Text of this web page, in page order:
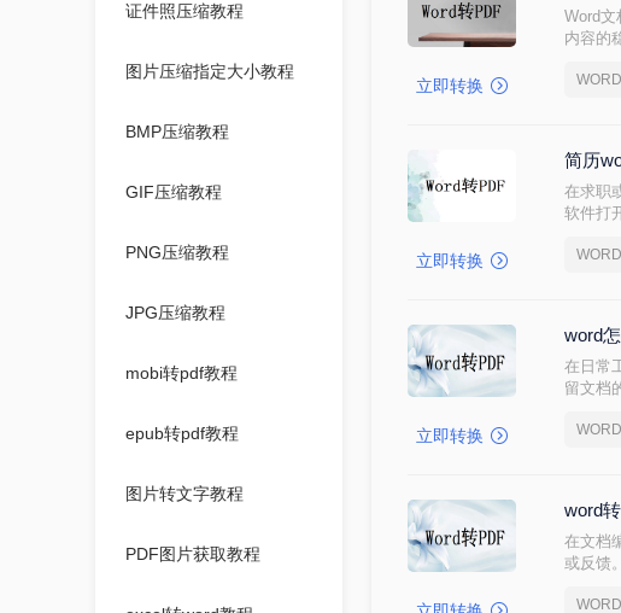
证件照压缩教程
图片压缩指定大小教程
BMP压缩教程
GIF压缩教程
PNG压缩教程
JPG压缩教程
mobi转pdf教程
epub转pdf教程
图片转文字教程
PDF图片获取教程
立即转换
Word文
内容的
换成
立即转换
简历
在求职
软件打
立即转换
word
在日常
留文档
word
在文档
或反馈
呢？